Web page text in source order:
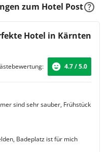
zum Hotel Post
Hotel in Kärnten
4.7 / 5.0
sind sehr sauber, Frühstück
Badeplatz ist für mich